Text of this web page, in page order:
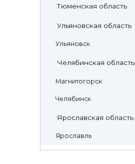
Тюменская область
Ульяновская область
Ульяновск
Челябинская область
Магнитогорск
Челябинск
Ярославская область
Ярославль